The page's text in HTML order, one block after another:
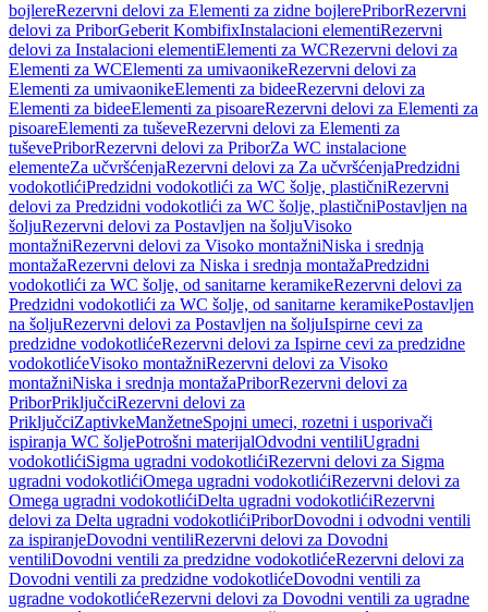
bojlereRezervni delovi za Elementi za zidne bojlerePriborRezervni
delovi za PriborGeberit KombifixInstalacioni elementiRezervni
delovi za Instalacioni elementiElementi za WCRezervni delovi za
Elementi za WCElementi za umivaonikeRezervni delovi za
Elementi za umivaonikeElementi za bideeRezervni delovi za
Elementi za bideeElementi za pisoareRezervni delovi za Elementi za
pisoareElementi za tuševeRezervni delovi za Elementi za
tuševePriborRezervni delovi za PriborZa WC instalacione
elementeZa učvršćenjaRezervni delovi za Za učvršćenjaPredzidni
vodokotlićiPredzidni vodokotlići za WC šolje, plastičniRezervni
delovi za Predzidni vodokotlići za WC šolje, plastičniPostavljen na
šoljuRezervni delovi za Postavljen na šoljuVisoko
montažniRezervni delovi za Visoko montažniNiska i srednja
montažaRezervni delovi za Niska i srednja montažaPredzidni
vodokotlići za WC šolje, od sanitarne keramikeRezervni delovi za
Predzidni vodokotlići za WC šolje, od sanitarne keramikePostavljen
na šoljuRezervni delovi za Postavljen na šoljuIspirne cevi za
predzidne vodokotlićeRezervni delovi za Ispirne cevi za predzidne
vodokotlićeVisoko montažniRezervni delovi za Visoko
montažniNiska i srednja montažaPriborRezervni delovi za
PriborPriključciRezervni delovi za
PriključciZaptivkeManžetneSpojni umeci, rozetni i usporivači
ispiranja WC šoljePotrošni materijalOdvodni ventiliUgradni
vodokotlićiSigma ugradni vodokotlićiRezervni delovi za Sigma
ugradni vodokotlićiOmega ugradni vodokotlićiRezervni delovi za
Omega ugradni vodokotlićiDelta ugradni vodokotlićiRezervni
delovi za Delta ugradni vodokotlićiPriborDovodni i odvodni ventili
za ispiranjeDovodni ventiliRezervni delovi za Dovodni
ventiliDovodni ventili za predzidne vodokotlićeRezervni delovi za
Dovodni ventili za predzidne vodokotlićeDovodni ventili za
ugradne vodokotlićeRezervni delovi za Dovodni ventili za ugradne